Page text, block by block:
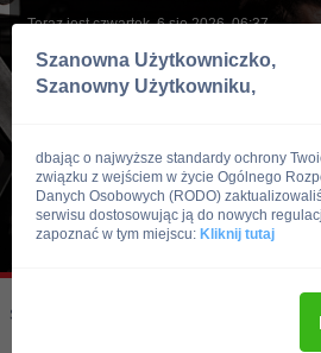
Teraz jest czwartek, 6 sie 2026, 06:37
Skocz do:
Szanowna Użytkowniczko,
Szanowny Użytkowniku,
dbając o najwyższe standardy ochrony
związku z wejściem w życie Ogólnego
Danych Osobowych (RODO)
serwisu dostosowując ją do nowych
zapoznać w tym miejscu: Kliknij tutaj